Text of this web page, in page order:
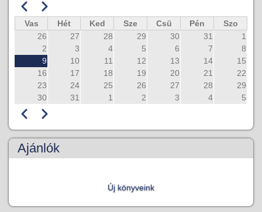
Oldalszámozás
Előző
Következő
Vas
Hét Ked Sze Csü Pén
Szo
26
27 28 29 30 31
1
2
3 4 5 6 7
8
9
10 11 12 13 14
15
16
17 18 19 20 21
22
23
24 25 26 27 28
29
30
31 1 2 3 4 5
Oldalszámozás
Előző Következő
Ajánlók
Új könyveink